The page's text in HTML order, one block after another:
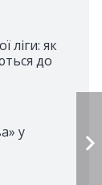
ліги: як
до
у